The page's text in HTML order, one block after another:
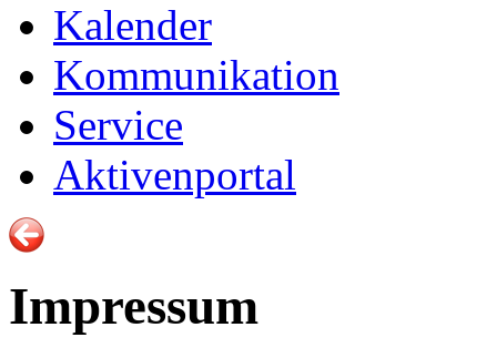
Kalender
Kommunikation
Service
Aktivenportal
Impressum